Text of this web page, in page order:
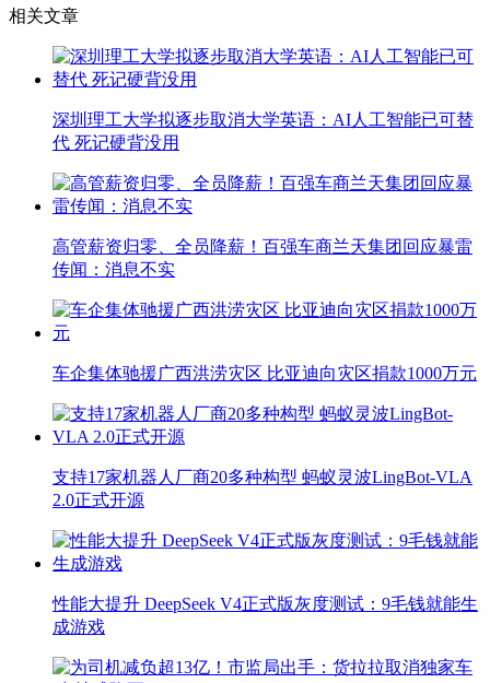
相关文章
深圳理工大学拟逐步取消大学英语：AI人工智能已可替
代 死记硬背没用
高管薪资归零、全员降薪！百强车商兰天集团回应暴雷
传闻：消息不实
车企集体驰援广西洪涝灾区 比亚迪向灾区捐款1000万元
支持17家机器人厂商20多种构型 蚂蚁灵波LingBot-VLA
2.0正式开源
性能大提升 DeepSeek V4正式版灰度测试：9毛钱就能生
成游戏